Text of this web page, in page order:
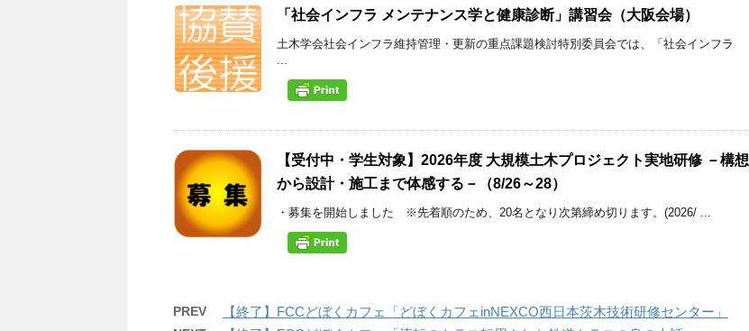
「社会インフラ メンテナンス学と健康診断」講習会（大阪会場）
土木学会社会インフラ維持管理・更新の重点課題検討特別委員会では、「社会インフラ
...
【受付中・学生対象】2026年度 大規模土木プロジェクト実地研修 －構想
から設計・施工まで体感する－（8/26～28）
・募集を開始しました ※先着順のため、20名となり次第締め切ります。(2026/ ...
PREV 【終了】FCCどぼくカフェ「どぼくカフェinNEXCO西日本茨木技術研修センター」